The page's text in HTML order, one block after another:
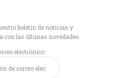
boletín de noticias y
con las últimas novedades.
electrónico: